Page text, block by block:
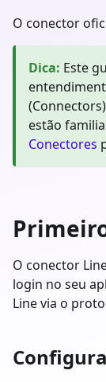
O conector
Dica: Este
estão
Conectores
O conector
login no seu
Line via o